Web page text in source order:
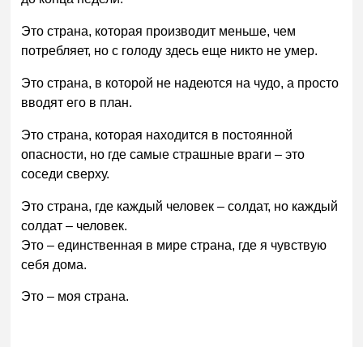
Это страна, которая производит меньше, чем
потребляет, но с голоду здесь еще никто не умер.
Это страна, в которой не надеются на чудо, а просто
вводят его в план.
Это страна, которая находится в постоянной
опасности, но где самые страшные враги – это
соседи сверху.
Это страна, где каждый человек – солдат, но каждый
солдат – человек.
Это – единственная в мире страна, где я чувствую
себя дома.
Это – моя страна.